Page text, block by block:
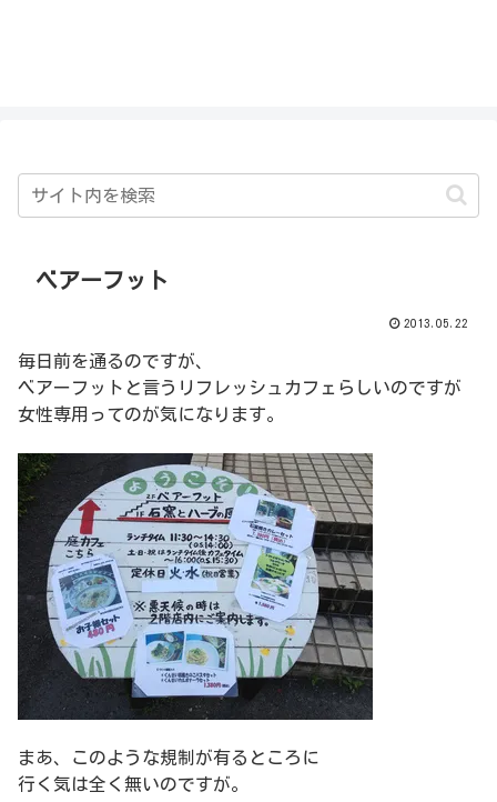
ベアーフット
2013.05.22
毎日前を通るのですが、
ベアーフットと言うリフレッシュカフェらしいのですが
女性専用ってのが気になります。
まあ、このような規制が有るところに
行く気は全く無いのですが。